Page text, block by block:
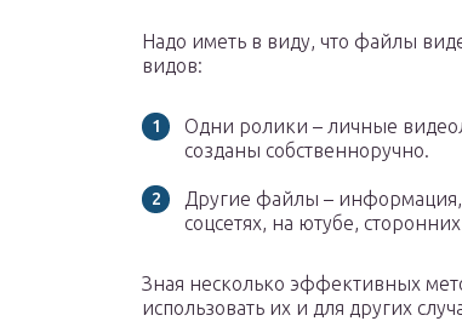
Надо иметь в виду, что файлы
видов:
Одни ролики – личные
созданы собственноручно.
Другие файлы – информация,
соцсетях, на ютубе, сторонних
Зная несколько эффективных
использовать их и для других